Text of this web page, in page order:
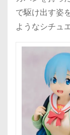
で駆け出す姿
ようなシチュ